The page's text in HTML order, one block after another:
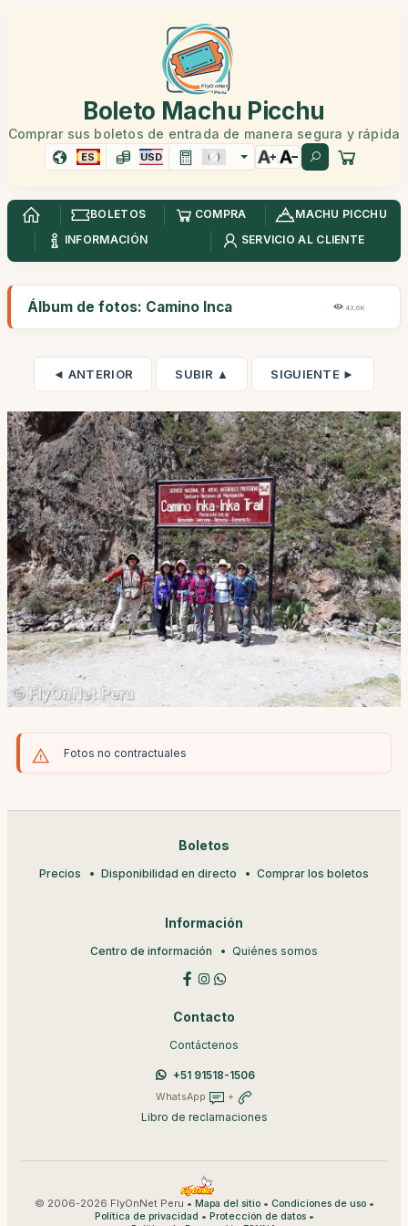
Boleto Machu Picchu
Comprar sus boletos de entrada de manera segura y rápida
ES USD
BOLETOS COMPRA
MACHU PICCHU
INFORMACIÓN
SERVICIO AL CLIENTE
Álbum de fotos: Camino Inca 43,6K
◄ ANTERIOR SUBIR ▲ SIGUIENTE ►
Fotos no contractuales
Boletos
Precios Disponibilidad en directo Comprar los boletos
Información
Centro de información Quiénes somos
Contacto
Contáctenos
+51 91518-1506
WhatsApp +
Libro de reclamaciones
© 2006-2026 FlyOnNet Peru • Mapa del sitio• Condiciones de uso•
Política de privacidad • Protección de datos•